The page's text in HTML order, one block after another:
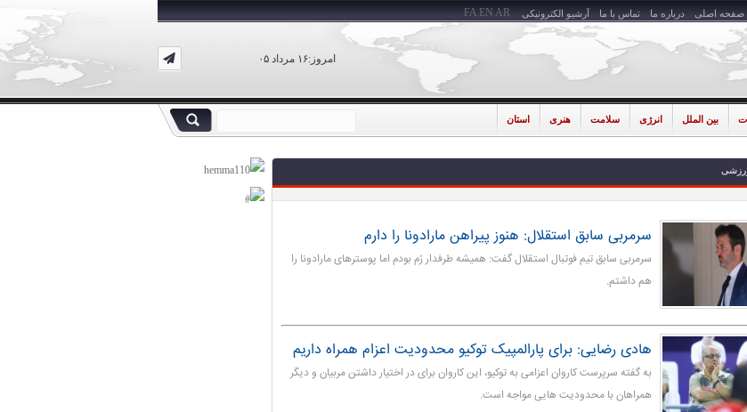
صفحه اصلی درباره ما تماس با ما آرشیو الکترونیکی
امروز:۱۶ مرداد ۰۵
FA EN AR
بین الملل انرژی سلامت هنری استان
سرمربی سابق استقلال: هنوز پیراهن مارادونا را دارم
سرمربی سابق تیم فوتبال استقلال گفت: همیشه طرفدار رُم بودم اما پوسترهای مارادونا را
هم داشتم.
هادی رضایی: برای پارالمپیک توکیو محدودیت اعزام همراه داریم
به گفته سرپرست کاروان اعزامی به توکیو، این کاروان برای در اختیار داشتن مربیان و دیگر
همراهان با محدودیت هایی مواجه است.